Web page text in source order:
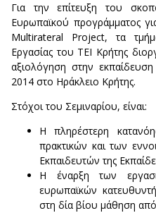
Για την επίτευξη του
Ευρωπαϊκού προγράμματος
Multirateral Project, τα
Εργασίας του ΤΕΙ Κρήτης
αξιολόγηση στην
2014 στο Ηράκλειο Κρήτης.
Στόχοι του Σεμιναρίου, είναι:
Η πληρέστερη
πρακτικών και των
Εκπαιδευτών της
Η έναρξη των
ευρωπαϊκών
στη δία βίου μάθηση